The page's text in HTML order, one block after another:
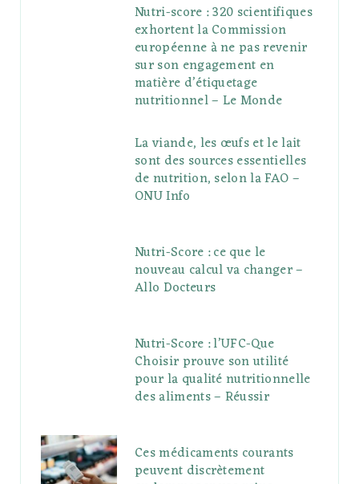
Nutri-score : 320 scientifiques
exhortent la Commission
européenne à ne pas revenir
sur son engagement en
matière d’étiquetage
nutritionnel – Le Monde
La viande, les œufs et le lait
sont des sources essentielles
de nutrition, selon la FAO –
ONU Info
Nutri-Score : ce que le
nouveau calcul va changer –
Allo Docteurs
Nutri-Score : l’UFC-Que
Choisir prouve son utilité
pour la qualité nutritionnelle
des aliments – Réussir
Ces médicaments courants
peuvent discrètement